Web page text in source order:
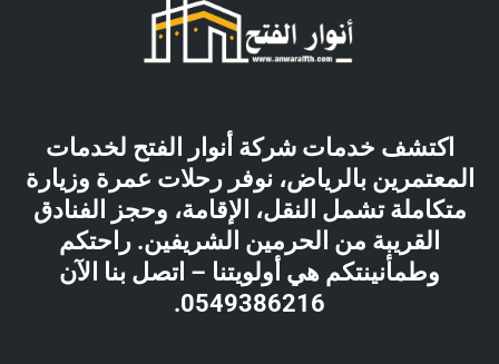
اكتشف خدمات شركة أنوار الفتح لخدمات
المعتمرين بالرياض، نوفر رحلات عمرة وزيارة
متكاملة تشمل النقل، الإقامة، وحجز الفنادق
القريبة من الحرمين الشريفين. راحتكم
وطمأنينتكم هي أولويتنا – اتصل بنا الآن
0549386216.